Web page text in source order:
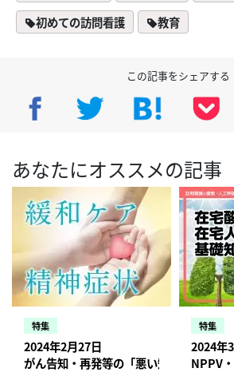
初めての訪問看護
教育
この記事をシェアする
あなたにオススメの記事
特集
2024年2月27日
がん告知・再発等の「悪い知らせ」の伝
特集
2024年
NPPV